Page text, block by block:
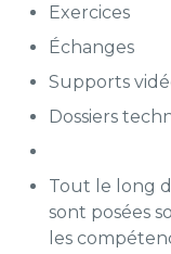
Exercices
Échanges
Supports
Dossiers
Tout le long
sont posées
les